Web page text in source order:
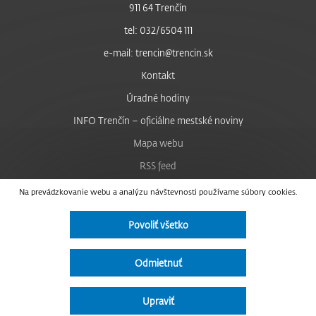
Na prevádzkovanie webu a analýzu návštevnosti používame súbory cookies.
Povoliť všetko
Odmietnuť
Upraviť
911 64 Trenčín
tel: 032/6504 111
e-mail: trencin@trencin.sk
Kontakt
Úradné hodiny
INFO Trenčín – oficiálne mestské noviny
Mapa webu
RSS feed
Nastavenie cookies
Facebook
Instagram
Vyhlásenie o prístupnosti